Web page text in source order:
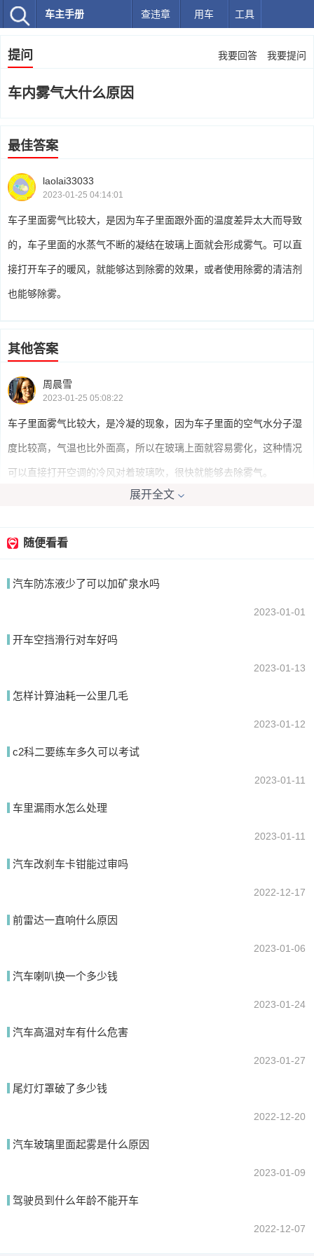
车主手册 查违章 用车 工具
提问 我要回答 我要提问
车内雾气大什么原因
最佳答案
laolai33033
2023-01-25 04:14:01
车子里面雾气比较大，是因为车子里面跟外面的温度差异太大而导致
的，车子里面的水蒸气不断的凝结在玻璃上面就会形成雾气。可以直
接打开车子的暖风，就能够达到除雾的效果，或者使用除雾的清洁剂
也能够除雾。
其他答案
周晨雪
2023-01-25 05:08:22
车子里面雾气比较大，是冷凝的现象，因为车子里面的空气水分子湿
度比较高，气温也比外面高，所以在玻璃上面就容易雾化，这种情况
可以直接打开空调的冷风对着玻璃吹，很快就能够去除雾气。
展开全文
随便看看
汽车防冻液少了可以加矿泉水吗
2023-01-01
开车空挡滑行对车好吗
2023-01-13
怎样计算油耗一公里几毛
2023-01-12
c2科二要练车多久可以考试
2023-01-11
车里漏雨水怎么处理
2023-01-11
汽车改刹车卡钳能过审吗
2022-12-17
前雷达一直响什么原因
2023-01-06
汽车喇叭换一个多少钱
2023-01-24
汽车高温对车有什么危害
2023-01-27
尾灯灯罩破了多少钱
2022-12-20
汽车玻璃里面起雾是什么原因
2023-01-09
驾驶员到什么年龄不能开车
2022-12-07